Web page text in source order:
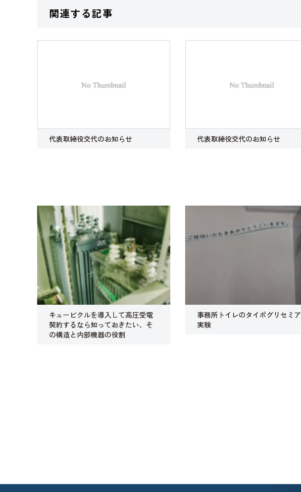
関連する記事
代表取締役交代のお知らせ 代表取締役交代のお知らせ
キュービクルを導入して高圧受電
契約するなら知っておきたい、そ
の構造と内部機器の役割
事務所トイレのタイポグリセミア
実験